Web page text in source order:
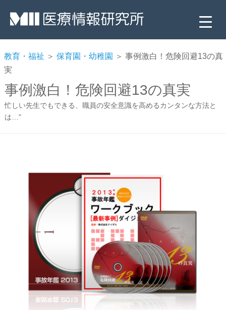
教育・福祉 ＞ 保育園・幼稚園
＞ 事例激白！危険回避13の真
実
事例激白！危険回避13の真実
忙しい先生でもできる、職員の安全意識を高めるカンタンな方法と
は…"